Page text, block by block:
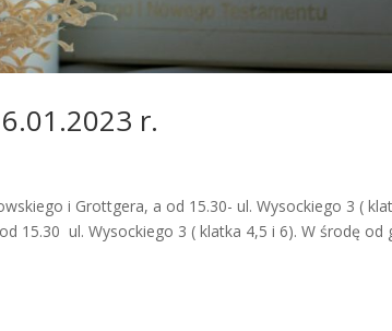
r.
i Grottgera, a od 15.30- ul. Wysockiego 3 (
15.30 ul. Wysockiego 3 ( klatka 4,5 i 6). W środę od